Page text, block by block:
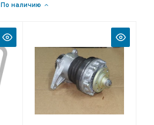
По наличию